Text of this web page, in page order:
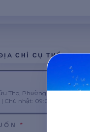
CHỈ CỤ THỂ
Thọ, Phường Cẩm Lệ, TP.
Chủ nhật: 09:00 - 17:00
*